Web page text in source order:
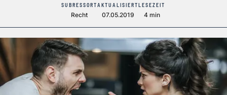
SUBRESSORT
Recht
AKTUALISIERT
07.05.2019
LESEZEIT
4 min